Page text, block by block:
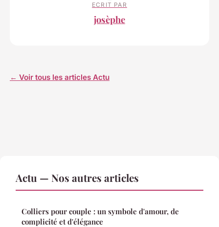
ECRIT PAR
josèphe
← Voir tous les articles Actu
Actu — Nos autres articles
Colliers pour couple : un symbole d'amour, de
complicité et d'élégance